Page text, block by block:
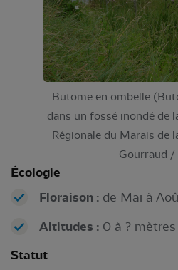
Butome en ombelle
dans un fossé inondé de
Régionale du Marais de
Gourraud /
Écologie
Floraison : de Mai à
Altitudes : 0 à ? mètres
Statut